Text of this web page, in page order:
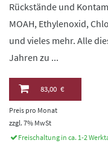
Rückstände und
MOAH, Ethylenoxid,
und vieles mehr. Alle
Jahren zu ...
83,00 €
Preis pro Monat
zzgl. 7% MwSt
Freischaltung in ca. 1-2